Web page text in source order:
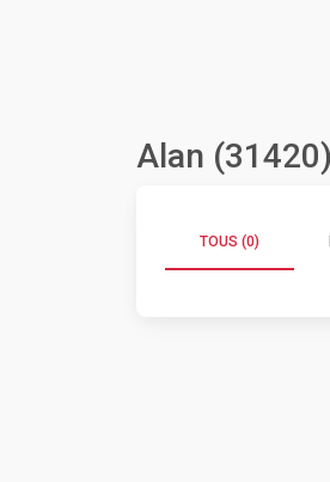
Alan
TOUS (0)